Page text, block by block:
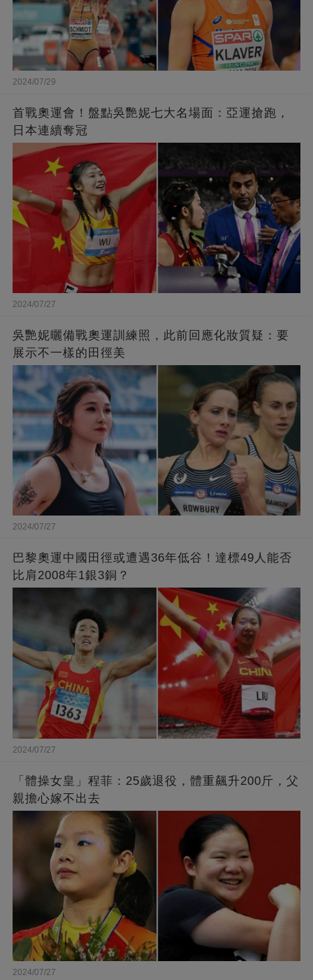
2024/07/29
首戰奧運會！盤點吳艷妮七大名場面：亞運搶跑，
日本連續奪冠
2024/07/27
吳艷妮曬備戰奧運訓練照，此前回應化妝質疑：要
展示不一樣的田徑美
2024/07/27
巴黎奧運中國田徑或遭遇36年低谷！達標49人能否
比肩2008年1銀3銅？
2024/07/27
「體操女皇」程菲：25歲退役，體重飆升200斤，父
親擔心嫁不出去
2024/07/27